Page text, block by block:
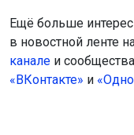
Ещё больше
в новостной ленте
канале и
«ВКонтакте» и